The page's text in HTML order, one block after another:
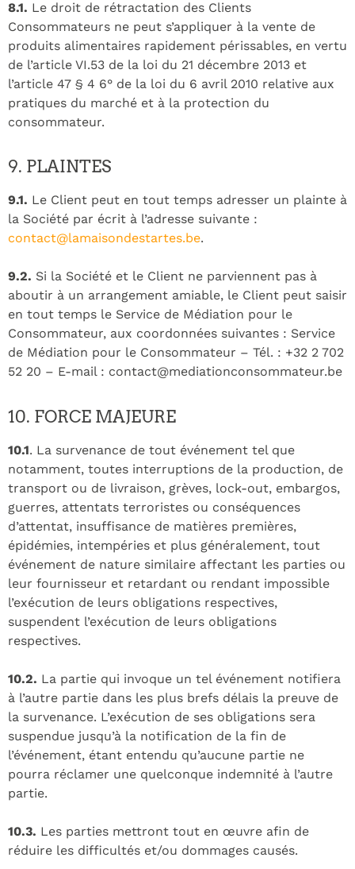
8.1. Le droit de rétractation des Clients
Consommateurs ne peut s’appliquer à la vente de
produits alimentaires rapidement périssables, en vertu
de l’article VI.53 de la loi du 21 décembre 2013 et
l’article 47 § 4 6° de la loi du 6 avril 2010 relative aux
pratiques du marché et à la protection du
consommateur.
9. PLAINTES
9.1. Le Client peut en tout temps adresser un plainte à
la Société par écrit à l’adresse suivante :
contact@lamaisondestartes.be.
9.2. Si la Société et le Client ne parviennent pas à
aboutir à un arrangement amiable, le Client peut saisir
en tout temps le Service de Médiation pour le
Consommateur, aux coordonnées suivantes : Service
de Médiation pour le Consommateur – Tél. : +32 2 702
52 20 – E-mail : contact@mediationconsommateur.be
10. FORCE MAJEURE
10.1. La survenance de tout événement tel que
notamment, toutes interruptions de la production, de
transport ou de livraison, grèves, lock-out, embargos,
guerres, attentats terroristes ou conséquences
d’attentat, insuffisance de matières premières,
épidémies, intempéries et plus généralement, tout
événement de nature similaire affectant les parties ou
leur fournisseur et retardant ou rendant impossible
l’exécution de leurs obligations respectives,
suspendent l’exécution de leurs obligations
respectives.
10.2. La partie qui invoque un tel événement notifiera
à l’autre partie dans les plus brefs délais la preuve de
la survenance. L’exécution de ses obligations sera
suspendue jusqu’à la notification de la fin de
l’événement, étant entendu qu’aucune partie ne
pourra réclamer une quelconque indemnité à l’autre
partie.
10.3. Les parties mettront tout en œuvre afin de
réduire les difficultés et/ou dommages causés.